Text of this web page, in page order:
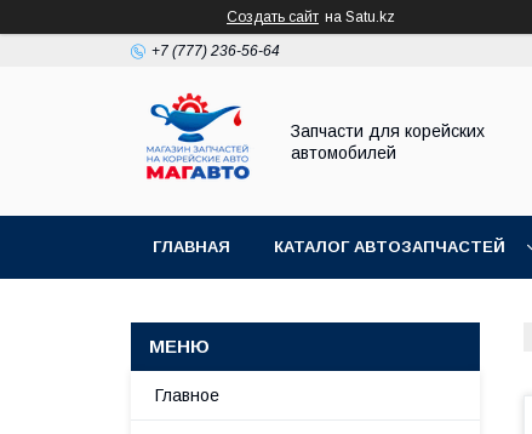
Создать сайт на Satu.kz
+7 (777) 236-56-64
Запчасти для корейских
автомобилей
ГЛАВНАЯ КАТАЛОГ АВТОЗАПЧАСТЕЙ
Главное